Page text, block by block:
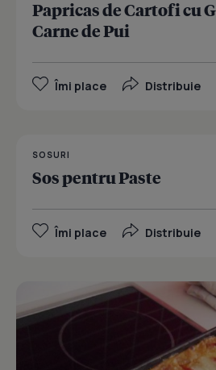
Papricas de Cartofi cu
Carne de Pui
Îmi place Distribuie
SOSURI
Sos pentru Paste
Îmi place Distribuie